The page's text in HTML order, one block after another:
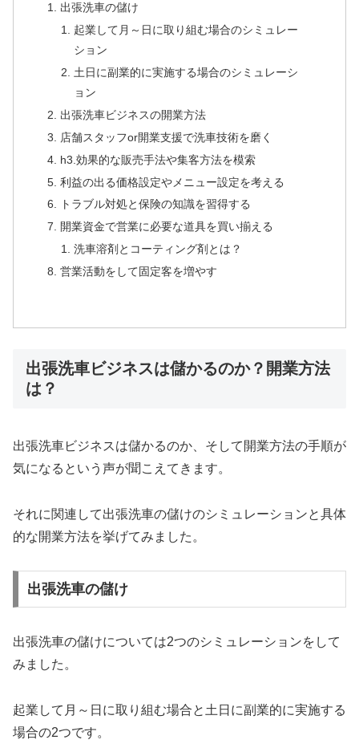
出張洗車の儲け
起業して月～日に取り組む場合のシミュレー
ション
土日に副業的に実施する場合のシミュレーシ
ョン
出張洗車ビジネスの開業方法
店舗スタッフor開業支援で洗車技術を磨く
h3.効果的な販売手法や集客方法を模索
利益の出る価格設定やメニュー設定を考える
トラブル対処と保険の知識を習得する
開業資金で営業に必要な道具を買い揃える
洗車溶剤とコーティング剤とは？
営業活動をして固定客を増やす
出張洗車ビジネスは儲かるのか？開業方法
は？
出張洗車ビジネスは儲かるのか、そして開業方法の手順が
気になるという声が聞こえてきます。
それに関連して出張洗車の儲けのシミュレーションと具体
的な開業方法を挙げてみました。
出張洗車の儲け
出張洗車の儲けについては2つのシミュレーションをして
みました。
起業して月～日に取り組む場合と土日に副業的に実施する
場合の2つです。